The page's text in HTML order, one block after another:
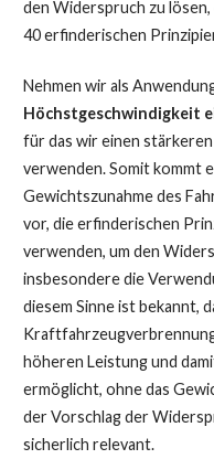
den Widerspruch zu
40 erfinderischen
Nehmen wir als
Höchstgeschwindigkeit
für das wir einen
verwenden. Somit kommt
Gewichtszunahme des
vor, die erfinderischen
verwenden, um den
insbesondere die
diesem Sinne ist bekannt,
höheren Leistung und
ermöglicht, ohne das
der Vorschlag der
sicherlich relevant.